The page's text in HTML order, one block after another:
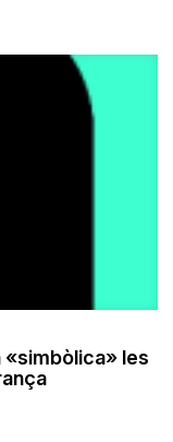
«simbòlica» les